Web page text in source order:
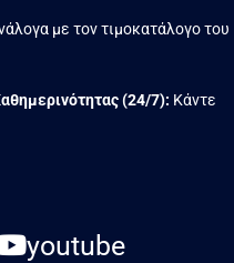
με τον τιμοκατάλογο του
(24/7): Κάντε
youtube